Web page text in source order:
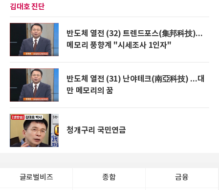
김대호 진단
반도체 열전 (32) 트렌드포스(集邦科技)...
메모리 풍향계 "시세조사 1인자"
반도체 열전 (31) 난야테크(南亞科技) ...대
만 메모리의 꿈
청개구리 국민연금
글로벌비즈 종합 금융